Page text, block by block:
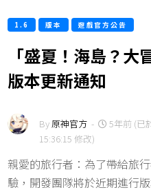
1.6 版本 遊戲官方公告
「盛夏！海島？大
版本更新通知
By原神官方 -
5年前 (已
15:36:15 修改)
親愛的旅行者：為了帶給旅
驗，開發團隊將於近期進行